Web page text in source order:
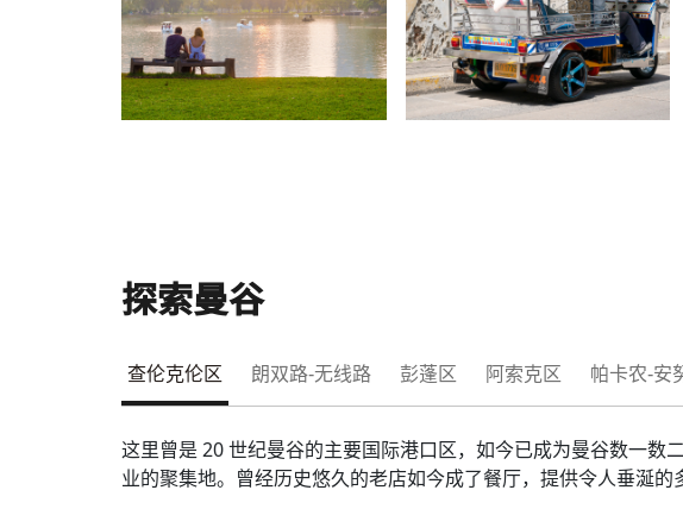
探索曼谷
查伦克伦区 朗双路-无线路 彭蓬区 阿索克区 帕卡农-安
这里曾是 20 世纪曼谷的主要国际港口区，如今已成为曼谷数一
业的聚集地。曾经历史悠久的老店如今成了餐厅，提供令人垂涎的